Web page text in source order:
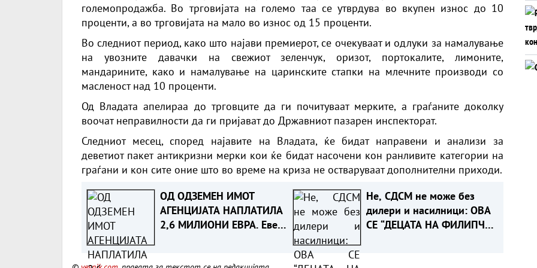
големопродажба. Во трговијата на големо таа се утврдува во вкупен износ до 10
проценти, а во трговијата на мало во износ од 15 проценти.
Во следниот период, како што најави премиерот, се очекуваат и одлуки за намалување
на увозните давачки на свежиот зеленчук, оризот, портокалите, лимоните,
мандарините, како и намалување на царинските стапки на млечните производи со
масленост над 10 проценти.
Од Владата апелираа до трговците да ги почитуваат мерките, а граѓаните доколку
воочат неправилности да ги пријават до Државниот пазарен инспекторат.
Следниот месец, според најавите на Владата, ќе бидат направени и анализи за
деветиот пакет антикризни мерки кои ќе бидат насочени кон ранливите категории на
граѓани и кон сите оние што во време на криза не остваруваат дополнителни приходи.
ОД ОДЗЕМЕН ИМОТ
АГЕНЦИЈАТА НАПЛАТИЛА
2,6 МИЛИОНИ ЕВРА. Еве
Не, СДСМ не може без
дилери и насилници: ОВА
СЕ “ДЕЦАТА НА ФИЛИПЧЕ